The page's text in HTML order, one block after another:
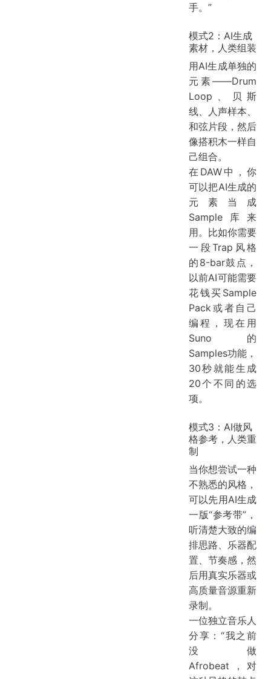
手。”
模式2：AI生成
素材，人类组装
用AI生成单独的
元素——Drum
Loop、贝斯
线、人声样本、
和弦片段，然后
像搭积木一样自
己组合。
在DAW中，你
可以把AI生成的
元素当成
Sample库来
用。比如你需要
一段Trap风格
的8-bar鼓点，
以前AI可能需要
花钱买Sample
Pack或者自己
编程，现在用
Suno的
Samples功能，
30秒就能生成
20个不同的选
项。
模式3：AI做风
格参考，人类重
制
当你想尝试一种
不熟悉的风格，
可以先用AI生成
一版“参考带”，
听清楚大致的编
排思路、乐器配
置、节奏感，然
后用真实乐器或
高质量音源重新
录制。
一位独立音乐人
分享：“我之前
没做
Afrobeat，对